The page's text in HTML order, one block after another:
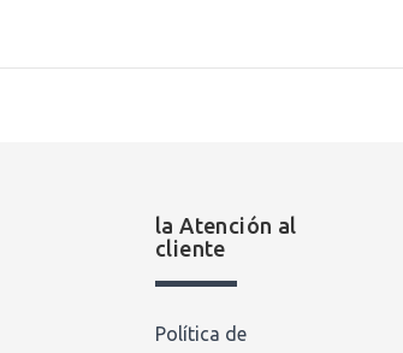
la Atención al
cliente
Política de